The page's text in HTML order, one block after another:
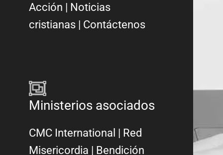
Acción | Noticias
cristianas | Contáctenos
Ministerios asociados
CMC International | Red
Misericordia | Bendición